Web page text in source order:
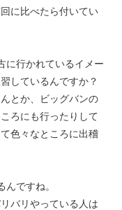
に比べたら付いてい
に行かれているイメー
しているんですか？
とか、ビッグバンの
ろにも行ったりして
色々なところに出稽
ですね。
バリやっている人は